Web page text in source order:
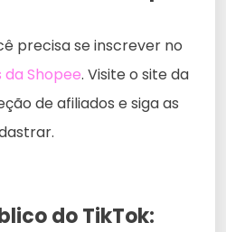
precisa se inscrever no
Shopee. Visite o site da
de afiliados e siga as
do TikTok: